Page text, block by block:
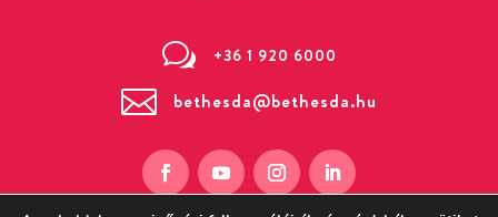
w +36 1 920 6000
 bethesda@bethesda.hu